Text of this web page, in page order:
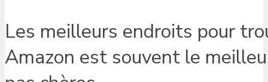
Les meilleurs endroits pour
Amazon est souvent le